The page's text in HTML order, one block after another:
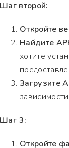
Шаг второй:
Откройте
Найдите
хотите
Загрузите
Шаг 3:
Откройте